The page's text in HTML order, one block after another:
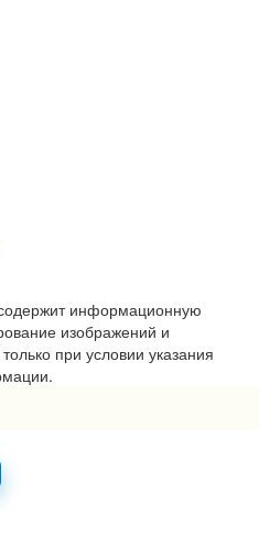
информационную
изображений и
при условии указания